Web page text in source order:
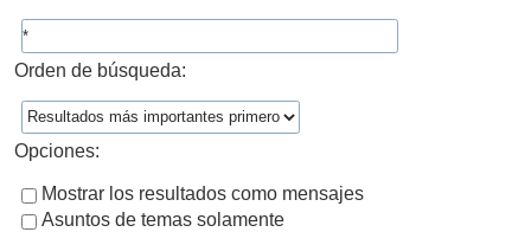
Orden de búsqueda:
Opciones:
Mostrar los resultados como mensajes
Asuntos de temas solamente